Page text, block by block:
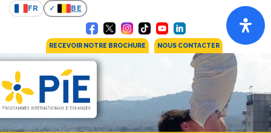
FR BE
RECEVOIR NOTRE BROCHURE NOUS CONTACTER